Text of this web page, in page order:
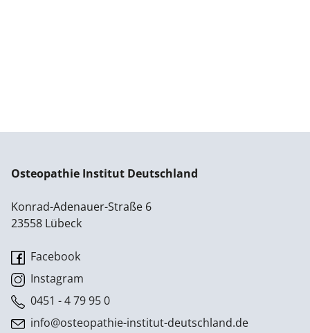
Osteopathie Institut Deutschland
Konrad-Adenauer-Straße 6
23558 Lübeck
Facebook
Instagram
0451 - 4 79 95 0
info@osteopathie-institut-deutschland.de